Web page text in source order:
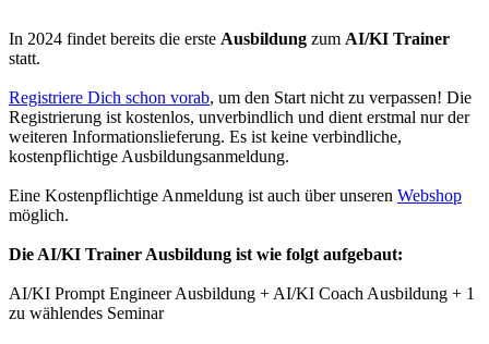
In 2024 findet bereits die erste Ausbildung zum AI/KI Trainer
statt.
Registriere Dich schon vorab, um den Start nicht zu verpassen! Die
Registrierung ist kostenlos, unverbindlich und dient erstmal nur der
weiteren Informationslieferung. Es ist keine verbindliche,
kostenpflichtige Ausbildungsanmeldung.
Eine Kostenpflichtige Anmeldung ist auch über unseren Webshop
möglich.
Die AI/KI Trainer Ausbildung ist wie folgt aufgebaut:
AI/KI Prompt Engineer Ausbildung + AI/KI Coach Ausbildung + 1
zu wählendes Seminar